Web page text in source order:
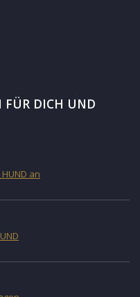
FÜR DICH UND
an